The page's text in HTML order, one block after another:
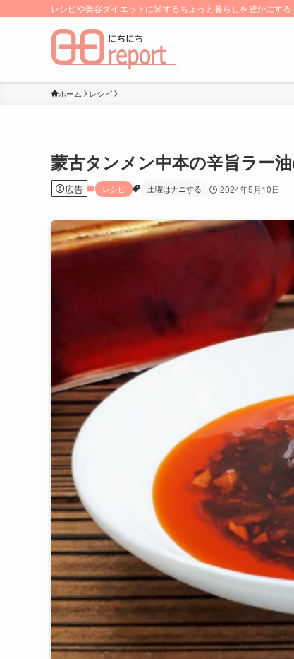
レシピや美容ダイエットに関するちょっと暮らしを豊かにす
ホーム レシピ
蒙古タンメン中本の辛旨ラー
広告 レシピ 土曜はナニする 2024年5月10日